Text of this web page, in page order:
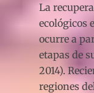
La
ecológicos
ocurre a
etapas de
2014).
regiones